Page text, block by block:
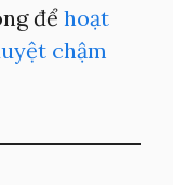
để hoạt
chậm